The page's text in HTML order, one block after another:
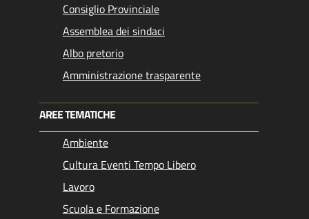
Consiglio Provinciale
Assemblea dei sindaci
Albo pretorio
Amministrazione trasparente
AREE TEMATICHE
Ambiente
Cultura Eventi Tempo Libero
Lavoro
Scuola e Formazione